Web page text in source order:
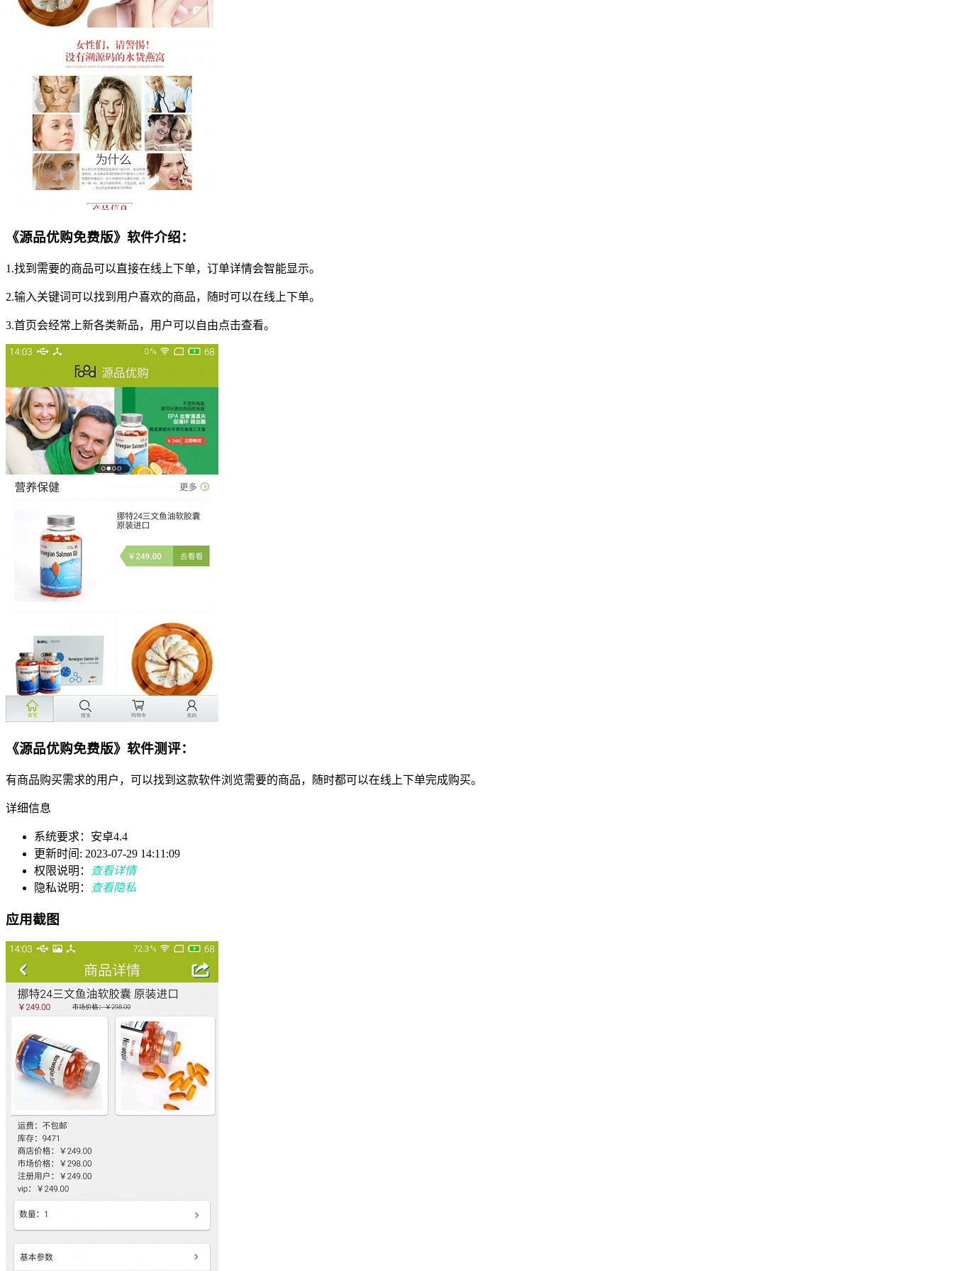
《源品优购免费版》软件介绍：
1.找到需要的商品可以直接在线上下单，订单详情会智能显示。
2.输入关键词可以找到用户喜欢的商品，随时可以在线上下单。
3.首页会经常上新各类新品，用户可以自由点击查看。
《源品优购免费版》软件测评：
有商品购买需求的用户，可以找到这款软件浏览需要的商品，随时都可以在线上下单完成购买。
详细信息
系统要求：安卓4.4
更新时间: 2023-07-29 14:11:09
权限说明：
查看详情
隐私说明：
查看隐私
应用截图